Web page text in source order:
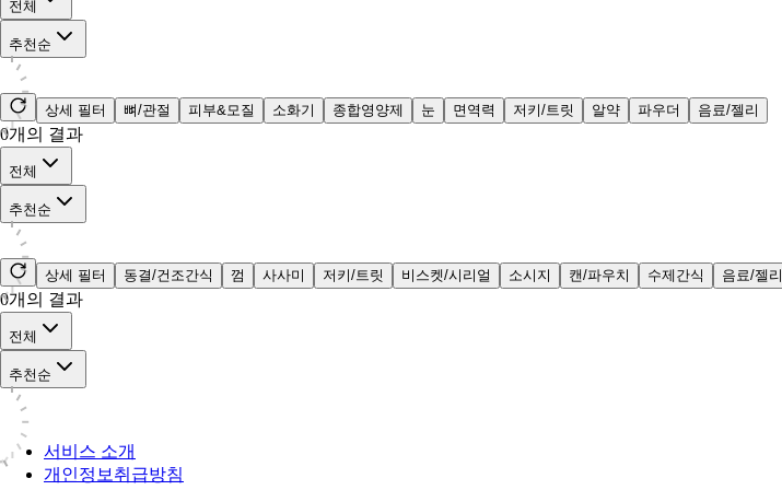
전체
추천순
상세 필터 뼈/관절 피부&모질 소화기 종합영양제 눈 면역력 저키/트릿 알약 파우더 음료/젤리
0개의 결과
전체
추천순
상세 필터 동결/건조간식 껌 사사미 저키/트릿 비스켓/시리얼 소시지 캔/파우치 수제간식 음료/젤리
0개의 결과
전체
추천순
서비스 소개
개인정보취급방침